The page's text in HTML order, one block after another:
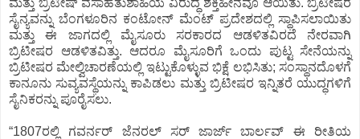
ಸೈನ್ಯವನ್ನು ಬೆಂಗಳೂರಿನ ಕಂಟೋನ್ ಮೆಂಟ್ ಪ್ರದೇಶದಲ್ಲಿ ಸ್ಥಾಪಿಸಲಾಯಿತು
ಮತ್ತು ಈ ಜಾಗದಲ್ಲಿ ಮೈಸೂರು ಸರಕಾರದ ಆಡಳಿತವಿರದೆ ನೇರವಾಗಿ
ಬ್ರಿಟೀಷರ ಆಡಳಿತವಿತ್ತು. ಆದರೂ ಮೈಸೂರಿಗೆ ಒಂದು ಪುಟ್ಟ ಸೇನೆಯನ್ನು
ಬ್ರಿಟೀಷರ ಮೇಲ್ವಿಚಾರಣೆಯಲ್ಲಿ ಇಟ್ಟುಕೊಳ್ಳುವ ಭಿಕ್ಷೆ ಲಭಿಸಿತು; ಸಂಸ್ಥಾನದೊಳಗೆ
ಕಾನೂನು ಸುವ್ಯವಸ್ಥೆಯನ್ನು ಕಾಪಿಡಲು ಮತ್ತು ಬ್ರಿಟೀಷರ ಇನ್ನಿತರೆ ಯುದ್ಧಗಳಿಗೆ
ಸೈನಿಕರನ್ನು ಪೂರೈಸಲು.
“1807ರಲ್ಲಿ ಗವರ್ನರ್ ಜೆನರಲ್ ಸರ್ ಜಾರ್ಜ್ ಬಾರ್ಲವ್ ಈ ರೀತಿಯ